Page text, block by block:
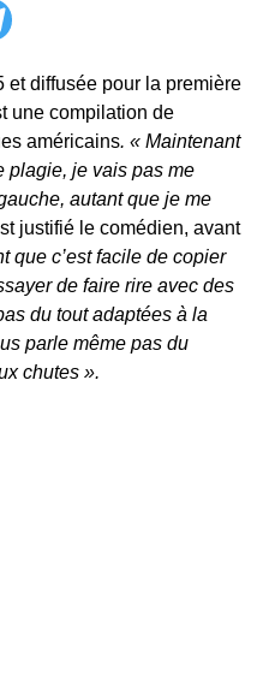
diffusée pour la première
une compilation de
américains. « Maintenant
plagie, je vais pas me
autant que je me
justifié le comédien, avant
que c’est facile de copier
de faire rire avec des
du tout adaptées à la
parle même pas du
chutes ».